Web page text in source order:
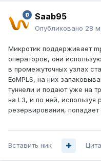
вариант IP доступ,
IP абонента фигурирует
Saab95
Опубликовано 28
Микротик поддерживает
операторов, они
в промежуточных узлах
EoMPLS, на них
туннели и подают уже на
на L3, и по ней, используя
резервирования, попадает
Вставить ник